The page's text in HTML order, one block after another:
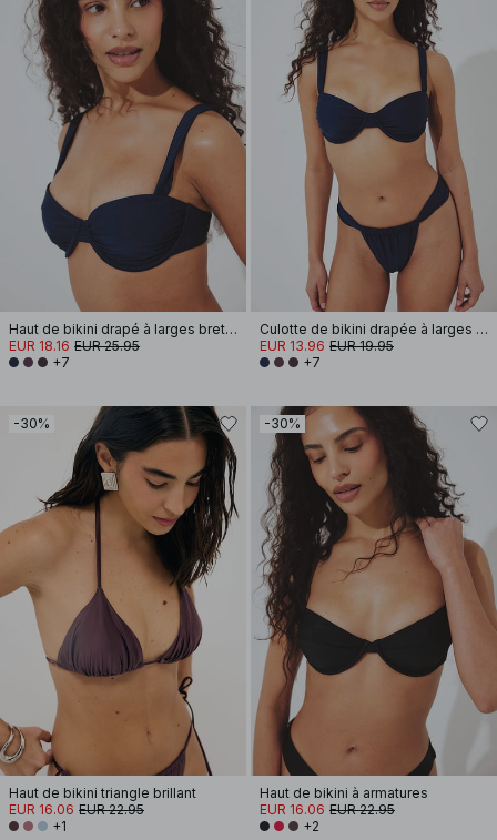
Haut de bikini drapé à larges bretelles
EUR 18.16 EUR 25.95
+7
Culotte de bikini drapée à larges bretelles
EUR 13.96 EUR 19.95
+7
-30%
Haut de bikini triangle brillant
EUR 16.06 EUR 22.95
+1
-30%
Haut de bikini à armatures
EUR 16.06 EUR 22.95
+2